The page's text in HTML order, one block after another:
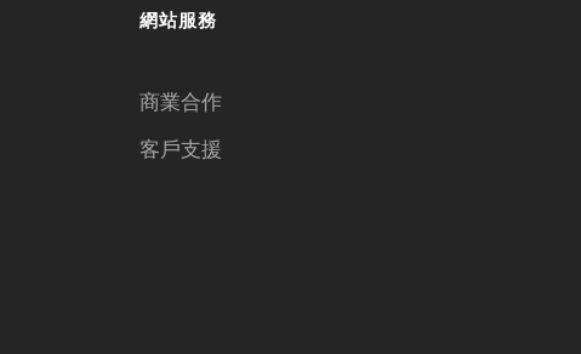
網站服務
商業合作
客戶支援